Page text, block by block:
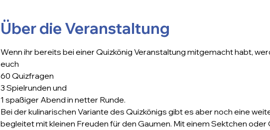
Über die Veranstaltung
Wenn ihr bereits bei einer Quizkönig Veranstaltung mitgemacht habt,
euch
60 Quizfragen
3 Spielrunden und
1 spaßiger Abend in netter Runde.
Bei der kulinarischen Variante des Quizkönigs gibt es aber noch eine
begleitet mit kleinen Freuden für den Gaumen. Mit einem Sektchen